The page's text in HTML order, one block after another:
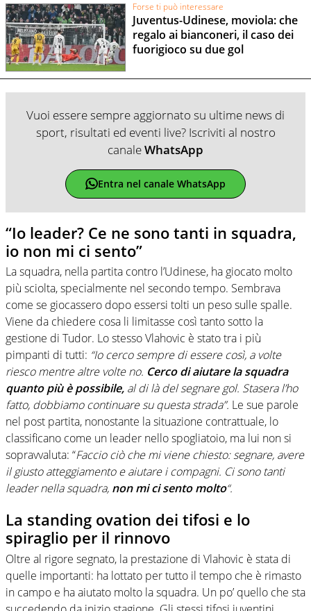
Forse ti può interessare
Juventus-Udinese, moviola: che
regalo ai bianconeri, il caso dei
fuorigioco su due gol
Vuoi essere sempre aggiornato su ultime news di
sport, risultati ed eventi live? Iscriviti al nostro
canaleWhatsApp
Entra nel canale WhatsApp
“Io leader? Ce ne sono tanti in squadra,
io non mi ci sento”
La squadra, nella partita contro l’Udinese, ha giocato molto
più sciolta, specialmente nel secondo tempo. Sembrava
come se giocassero dopo essersi tolti un peso sulle spalle.
Viene da chiedere cosa li limitasse così tanto sotto la
gestione di Tudor. Lo stesso Vlahovic è stato tra i più
pimpanti di tutti: “Io cerco sempre di essere così, a volte
riesco mentre altre volte no. Cerco di aiutare la squadra
quanto più è possibile, al di là del segnare gol. Stasera l’ho
fatto, dobbiamo continuare su questa strada”. Le sue parole
nel post partita, nonostante la situazione contrattuale, lo
classificano come un leader nello spogliatoio, ma lui non si
sopravvaluta: “Faccio ciò che mi viene chiesto: segnare, avere
il giusto atteggiamento e aiutare i compagni. Ci sono tanti
leader nella squadra, non mi ci sento molto“.
La standing ovation dei tifosi e lo
spiraglio per il rinnovo
Oltre al rigore segnato, la prestazione di Vlahovic è stata di
quelle importanti: ha lottato per tutto il tempo che è rimasto
in campo e ha aiutato molto la squadra. Un po’ quello che sta